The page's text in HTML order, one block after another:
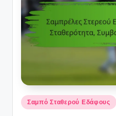
Posted
Σαμπό Σταθερού Εδάφους